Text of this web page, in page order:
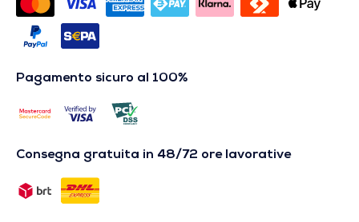
Pagamento sicuro al 100%
Consegna gratuita in 48/72 ore lavorative